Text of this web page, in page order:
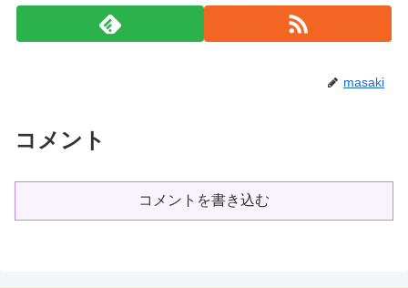
masaki
コメント
コメントを書き込む